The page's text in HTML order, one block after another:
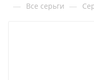
— Все серьги —